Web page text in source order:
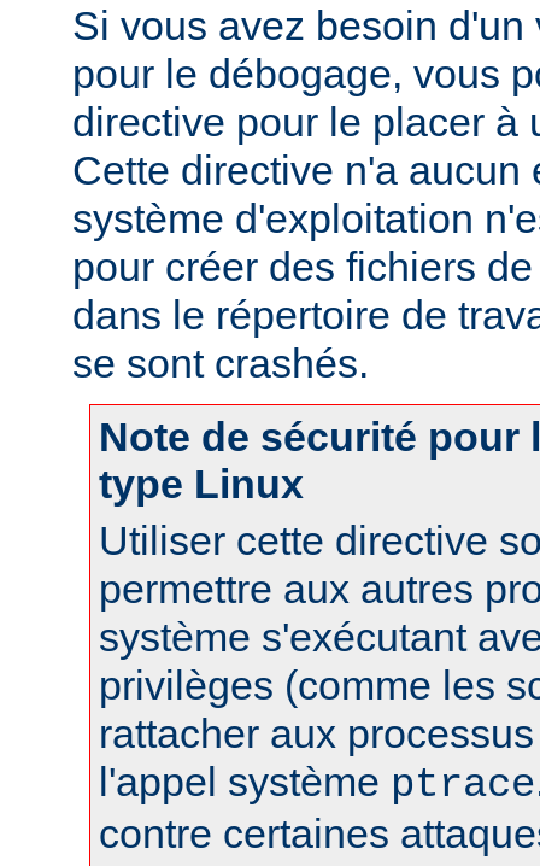
Si vous avez besoin
pour le débogage, vous
directive pour le placer à
Cette directive n'a aucun
système d'exploitation
pour créer des fichiers
dans le répertoire de
se sont crashés.
Note de sécurité pour
type Linux
Utiliser cette directive
permettre aux autres
système s'exécutant
privilèges (comme les
rattacher aux
l'appel système ptrace
contre certaines